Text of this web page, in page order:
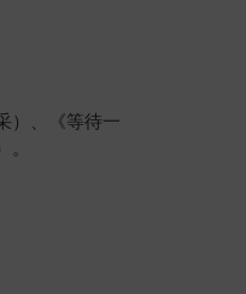
）、《等待一